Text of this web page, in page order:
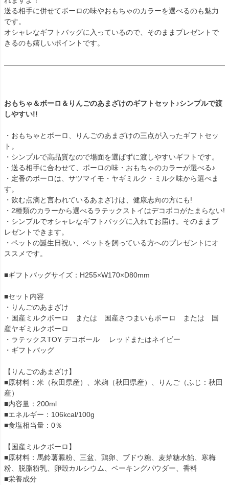
送る相手に併せてボーロの味やおもちゃのカラーを選べるのも魅力
です。
オシャレなギフトバッグに入っているので、そのままプレゼントで
きるのも嬉しいポイントです。
おもちゃ＆ボーロ＆りんごのあまざけのギフトセット♪シンプルで渡
しやすい!!
・おもちゃとボーロ、りんごのあまざけの三点が入ったギフトセッ
ト。
・シンプルで高品質なので場面を選ばずに渡しやすいギフトです。
・送る相手に合わせて、ボーロの味・おもちゃのカラーが選べる♪
・定番のボーロは、サツマイモ・ヤギミルク・ミルク味から選べま
す。
・飲む点滴と言われているあまざけは、健康志向の方にも!
・2種類のカラーから選べるラテックストイはデコボコがたまらない!
・シンプルでオシャレなギフトバッグに入れてお届け。そのままプ
レゼントできます。
・ペットの誕生日祝い、ペットを飼っている方へのプレゼントにオ
ススメです。
■ギフトバッグサイズ：H255×W170×D80mm
■セット内容
・りんごのあまざけ
・国産ミルクボーロ または 国産さつまいもボーロ または 国
産ヤギミルクボーロ
・ラテックスTOY デコボール レッドまたはネイビー
・ギフトバッグ
【りんごのあまざけ】
■原材料：米（秋田県産）、米麹（秋田県産）、りんご（ふじ：秋田
産）
■内容量：200ml
■エネルギー：106kcal/100g
■食塩相当量：0％
【国産ミルクボーロ】
■原材料：馬鈴薯澱粉、三盆、鶏卵、ブドウ糖、麦芽糖水飴、寒梅
粉、脱脂粉乳、卵殻カルシウム、ベーキングパウダー、香料
■栄養成分